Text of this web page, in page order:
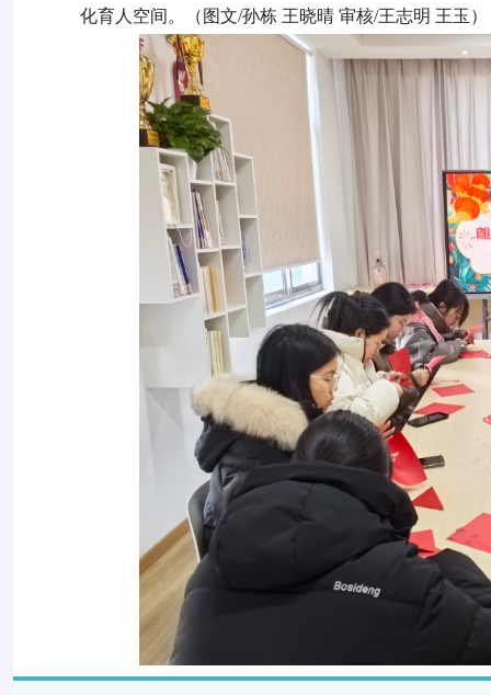
化育人空间。
（图文/孙栋 王晓晴 审核/王志明 王玉）